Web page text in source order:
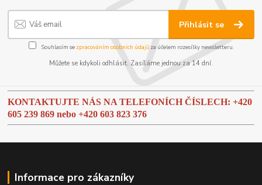
Přihlásit se
Souhlasím se zpracováním osobních údajůza účelem rozesílky newsletteru.
Můžete se kdykoli odhlásit. Zasíláme jednou za 14 dní.
KONTAKTUJTE NÁS NA TELEFONÍCH ČÍSLECH: +420
605 239 869 nebo+420 603 823 376
Informace pro zákazníky